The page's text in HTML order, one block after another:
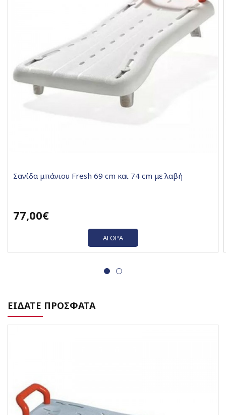
Σανίδα μπάνιου Fresh 69 cm και 74 cm με λαβή
77,00€
ΑΓΟΡΆ
ΕΙΔΑΤΕ ΠΡΟΣΦΑΤΑ